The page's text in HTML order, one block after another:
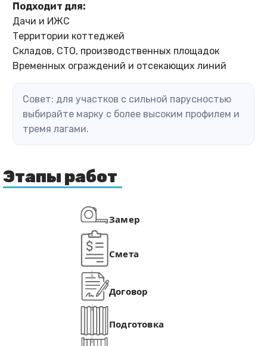
Подходит для:
Дачи и ИЖС
Территории коттеджей
Складов, СТО, производственных площадок
Временных ограждений и отсекающих линий
Совет: для участков с сильной парусностью
выбирайте марку с более высоким профилем и
тремя лагами.
Этапы работ
Замер
Смета
Договор
Подготовка